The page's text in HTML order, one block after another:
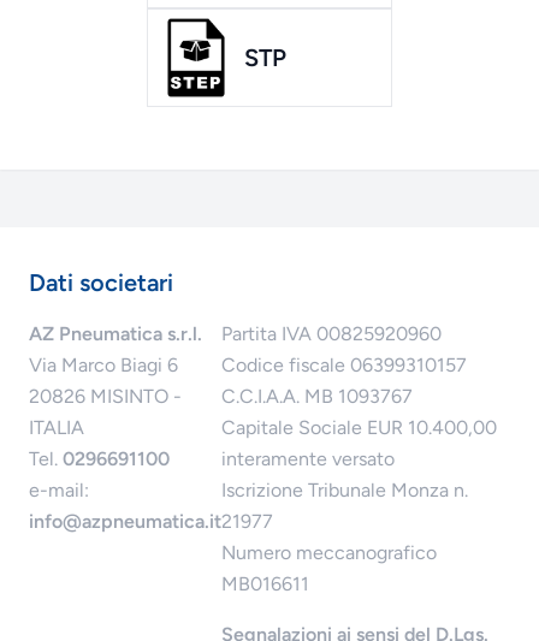
STP
Dati societari
AZ Pneumatica s.r.l.
Via Marco Biagi 6
20826 MISINTO -
ITALIA
Tel. 0296691100
e-mail:
info@azpneumatica.it
Partita IVA 00825920960
Codice fiscale 06399310157
C.C.I.A.A. MB 1093767
Capitale Sociale EUR 10.400,00
interamente versato
Iscrizione Tribunale Monza n.
21977
Numero meccanografico
MB016611
Segnalazioni ai sensi del D.Lgs.